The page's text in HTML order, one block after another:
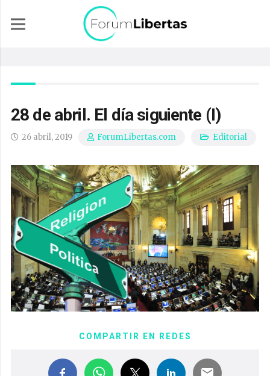
28 de abril. El día siguiente (I)
26 abril, 2019 ForumLibertas.com Editorial
COMPARTIR EN REDES